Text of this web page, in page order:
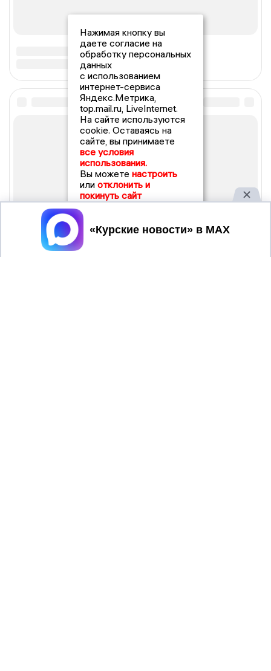
Нажимая кнопку вы
даете согласие на
обработку персональных
данных
с использованием
интернет-сервиса
Яндекс.Метрика,
top.mail.ru, LiveInternet.
На сайте используются
cookie. Оставаясь на
сайте, вы принимаете
все условия
использования.
Вы можете настроить
или отклонить и
покинуть сайт
Принять